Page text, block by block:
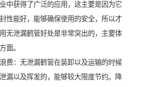
中获得了广泛的应用，这主要是因为它
性能好，能够确保使用的安全，所以才
无泄漏鹤管好处是非常突出的，主要体
面。
费：无泄漏鹤管在装卸以及运输的时候
漏以及挥发的，能够较大限度节约。降